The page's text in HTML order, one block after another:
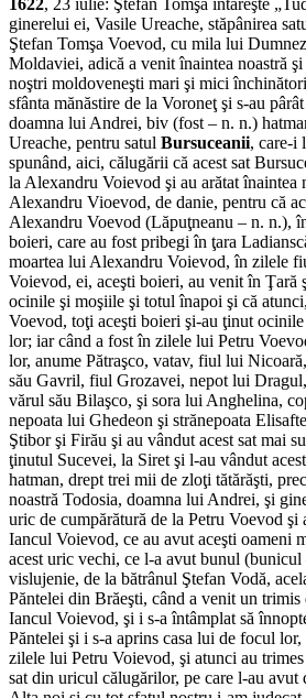
1622, 23 iulie: Ştefan Tomşa întăreşte
ginerelui ei, Vasile Ureache, stăpânirea
Ştefan Tomşa Voevod, cu mila lui
Moldaviei, adică a venit înaintea noastră
noştri moldoveneşti mari şi mici
sfânta mănăstire de la Voroneţ şi s-au
doamna lui Andrei, biv (fost – n. n.)
Ureache, pentru satul Bursuceanii, care-i
spunând, aici, călugării că acest sat
la Alexandru Voievod şi au arătat înaintea
Alexandru Vioevod, de danie, pentru că
Alexandru Voevod (Lăpuţneanu – n. n.),
boieri, care au fost pri­begi în ţara
moartea lui Alexandru Voievod, în zilele
Voievod, ei, aceşti boieri, au venit în Ţară
ocinile şi moşiile şi totul înapoi şi că
Voevod, toţi aceşti boieri şi-au ţinut
lor; iar când a fost în zilele lui Petru
lor, anume Pătraşco, vatav, fiul lui
său Gavril, fiul Grozavei, nepot lui
vărul său Bilaşco, şi sora lui Anghelina,
nepoata lui Ghedeon şi strănepoata
Ştibor şi Firău şi au vândut acest sat mai
ţinutul Sucevei, la Siret şi l-au vândut
hatman, drept trei mii de zloţi tătărăşti,
noastră Todosia, doamna lui Andrei, şi
uric de cumpărătură de la Petru Voevod şi
Iancul Voievod, ce au avut aceşti oameni
acest uric vechi, ce l-a avut bunul
vislujenie, de la bătrânul Ştefan Vodă,
Păntelei din Brăeşti, când a venit un trimis
Iancul Voievod, şi i s-a întâmplat să
Păntelei şi i s-a aprins casa lui de focul
zilele lui Petru Voievod, şi atunci au trimes
sat din uricul călu­gărilor, pe care l-au